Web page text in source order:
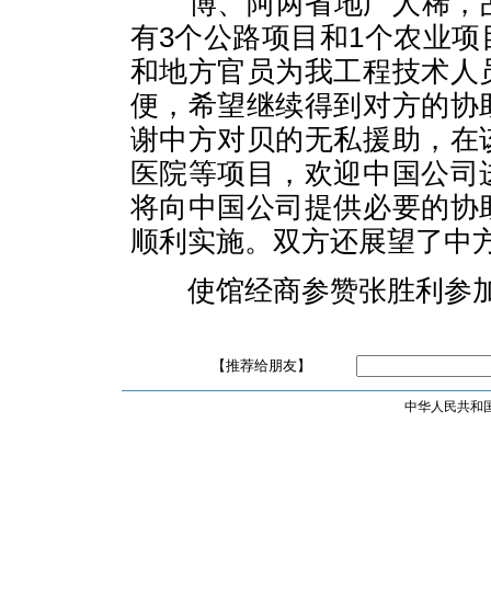
有3个公路项目和1个农业项
和地方官员为我工程技术
便，希望继续得到对方的
谢中方对贝的无私援助，
医院等项目，欢迎中国公
将向中国公司提供必要的
顺利实施。双方还展望了中
使馆经商参赞张胜利参
【推荐给朋友】
中华人民共和